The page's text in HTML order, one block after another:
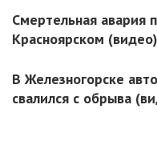
Смертельная авария
Красноярском (видео)
В Железногорске
свалился с обрыва